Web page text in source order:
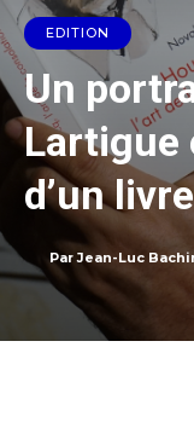
EDITION
Un
Lartigue
d’un
Par Jean-Luc